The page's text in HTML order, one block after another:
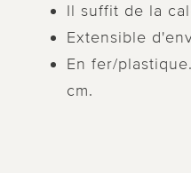
Il suffit de la
Extensible
En fer/
cm.